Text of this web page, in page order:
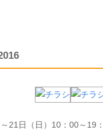
21日（日）10：00～19